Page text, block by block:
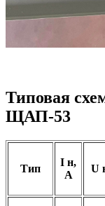
Типовая
ЩАП-53
Тип
I н,
А
U